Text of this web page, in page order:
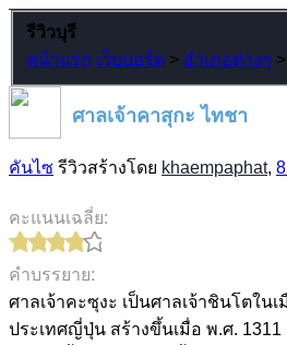
รีวิวบุรี
หน้าแรก เว็บบอร์ด > อำเภอต่างๆ >
ศาลเจ้าคาสุกะ ไทชา
คันไซ รีวิวสร้างโดย khaempaphat,
คะแนนเฉลี่ย:
คำบรรยาย:
ศาลเจ้าคะซุงะ เป็นศาลเจ้าชินโตใน
ประเทศญี่ปุ่น สร้างขึ้นเมื่อ พ.ศ.